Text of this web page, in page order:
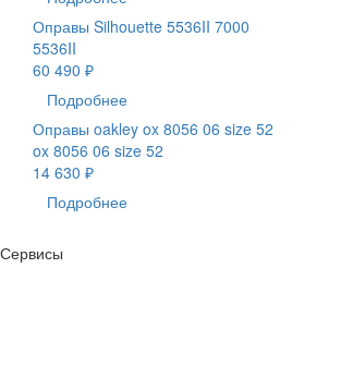
Оправы Silhouette 5536II 7000
5536II
60 490 ₽
Подробнее
Оправы oakley ox 8056 06 size 52
ox 8056 06 size 52
14 630 ₽
Подробнее
Сервисы